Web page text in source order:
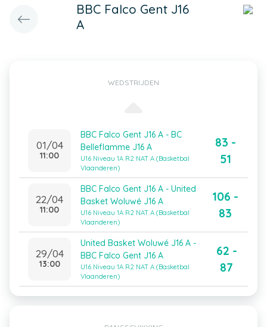
BBC Falco Gent J16
A
WEDSTRIJDEN
01/04
11:00
BBC Falco Gent J16 A - BC
Belleflamme J16 A
U16 Niveau 1A R2 NAT A (Basketbal
Vlaanderen)
83 -
51
22/04
11:00
BBC Falco Gent J16 A - United
Basket Woluwé J16 A
U16 Niveau 1A R2 NAT A (Basketbal
Vlaanderen)
106 -
83
29/04
13:00
United Basket Woluwé J16 A -
BBC Falco Gent J16 A
U16 Niveau 1A R2 NAT A (Basketbal
Vlaanderen)
62 -
87